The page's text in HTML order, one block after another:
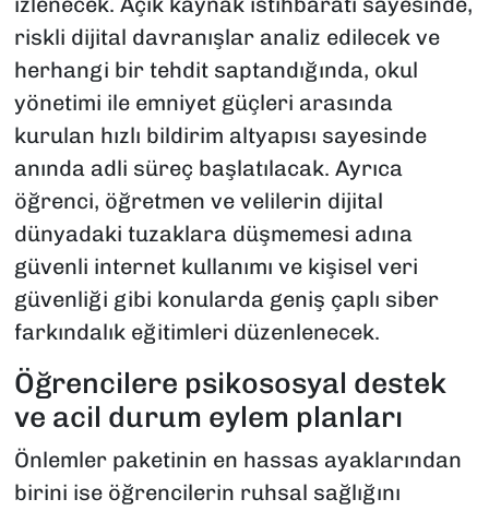
riskli dijital davranışlar analiz edilecek ve
herhangi bir tehdit saptandığında, okul
yönetimi ile emniyet güçleri arasında
kurulan hızlı bildirim altyapısı sayesinde
anında adli süreç başlatılacak. Ayrıca
öğrenci, öğretmen ve velilerin dijital
dünyadaki tuzaklara düşmemesi adına
güvenli internet kullanımı ve kişisel veri
güvenliği gibi konularda geniş çaplı siber
farkındalık eğitimleri düzenlenecek.
Öğrencilere psikososyal destek
ve acil durum eylem planları
Önlemler paketinin en hassas ayaklarından
birini ise öğrencilerin ruhsal sağlığını